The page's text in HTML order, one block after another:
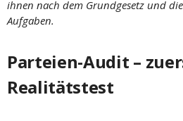
ihnen nach dem Grundgesetz und
Aufgaben.
Parteien-Audit –
Realitätstest